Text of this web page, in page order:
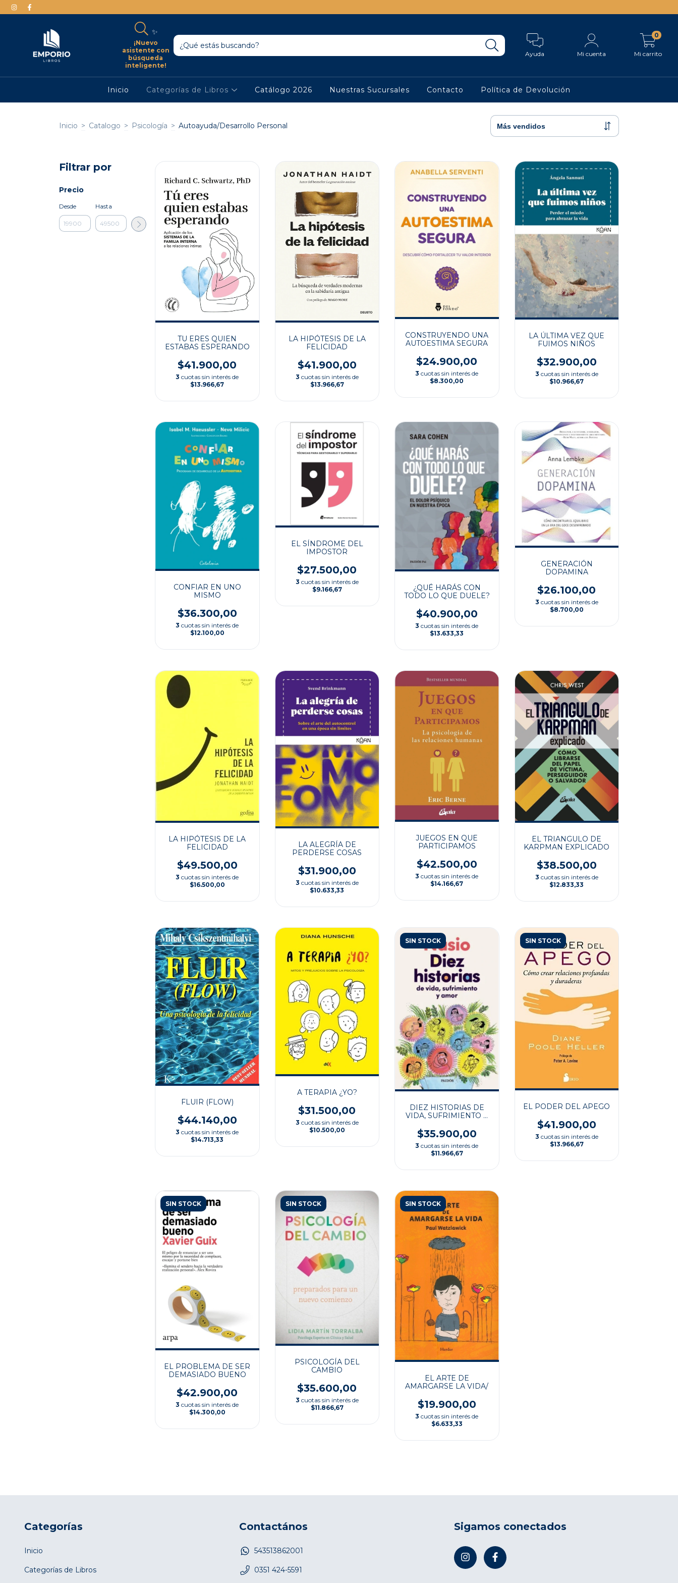
✨
¡Nuevo
asistente con
búsqueda
inteligente!
Ayuda Mi cuenta Mi carrito
0
Inicio Categorías de Libros Catálogo 2026 Nuestras Sucursales Contacto Política de Devolución
Inicio > Catalogo > Psicología > Autoayuda/Desarrollo Personal
Filtrar por
Precio
Desde Hasta
TU ERES QUIEN
ESTABAS ESPERANDO
$41.900,00
3 cuotas sin interés de
$13.966,67
LA HIPÓTESIS DE LA
FELICIDAD
$41.900,00
3 cuotas sin interés de
$13.966,67
CONSTRUYENDO UNA
AUTOESTIMA SEGURA
$24.900,00
3 cuotas sin interés de
$8.300,00
LA ÚLTIMA VEZ QUE
FUIMOS NIÑOS
$32.900,00
3 cuotas sin interés de
$10.966,67
CONFIAR EN UNO
MISMO
$36.300,00
3 cuotas sin interés de
$12.100,00
EL SÍNDROME DEL
IMPOSTOR
$27.500,00
3 cuotas sin interés de
$9.166,67
¿QUÉ HARÁS CON
TODO LO QUE DUELE?
$40.900,00
3 cuotas sin interés de
$13.633,33
GENERACIÓN
DOPAMINA
$26.100,00
3 cuotas sin interés de
$8.700,00
LA HIPÓTESIS DE LA
FELICIDAD
$49.500,00
3 cuotas sin interés de
$16.500,00
LA ALEGRÍA DE
PERDERSE COSAS
$31.900,00
3 cuotas sin interés de
$10.633,33
JUEGOS EN QUE
PARTICIPAMOS
$42.500,00
3 cuotas sin interés de
$14.166,67
EL TRIANGULO DE
KARPMAN EXPLICADO
$38.500,00
3 cuotas sin interés de
$12.833,33
FLUIR (FLOW)
$44.140,00
3 cuotas sin interés de
$14.713,33
A TERAPIA ¿YO?
$31.500,00
3 cuotas sin interés de
$10.500,00
SIN STOCK
DIEZ HISTORIAS DE
VIDA, SUFRIMIENTO Y
$35.900,00
3 cuotas sin interés de
$11.966,67
SIN STOCK
EL PODER DEL APEGO
$41.900,00
3 cuotas sin interés de
$13.966,67
SIN STOCK
EL PROBLEMA DE SER
DEMASIADO BUENO
$42.900,00
3 cuotas sin interés de
$14.300,00
SIN STOCK
PSICOLOGÍA DEL
CAMBIO
$35.600,00
3 cuotas sin interés de
$11.866,67
SIN STOCK
EL ARTE DE
AMARGARSE LA VIDA/
$19.900,00
3 cuotas sin interés de
$6.633,33
Categorías
Inicio
Categorías de Libros
Contactános
543513862001
0351 424-5591
Sigamos conectados